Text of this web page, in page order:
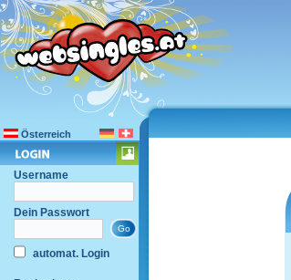
Österreich
Username
Dein Passwort
automat. Login